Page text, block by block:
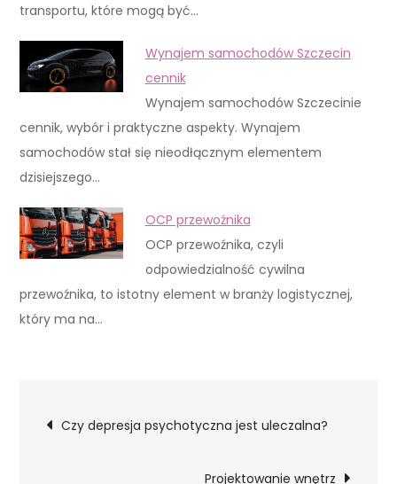
transportu, które mogą być…
Wynajem samochodów Szczecin
cennik
Wynajem samochodów Szczecinie
cennik, wybór i praktyczne aspekty. Wynajem
samochodów stał się nieodłącznym elementem
dzisiejszego…
OCP przewoźnika
OCP przewoźnika, czyli
odpowiedzialność cywilna
przewoźnika, to istotny element w branży logistycznej,
który ma na…
Nawigacja
Czy depresja psychotyczna jest uleczalna?
Projektowanie wnętrz